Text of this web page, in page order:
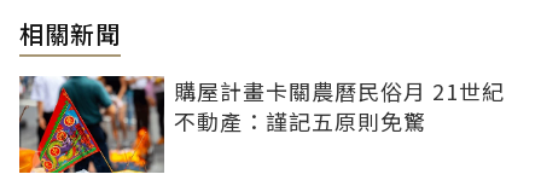
相關新聞
購屋計畫卡關農曆民俗月 21世紀
不動產：謹記五原則免驚